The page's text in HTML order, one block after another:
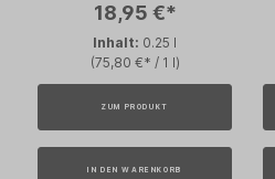
18,95 €*
Inhalt: 0.25 l
(75,80 €* / 1 l)
ZUM PRODUKT
IN DEN WARENKORB